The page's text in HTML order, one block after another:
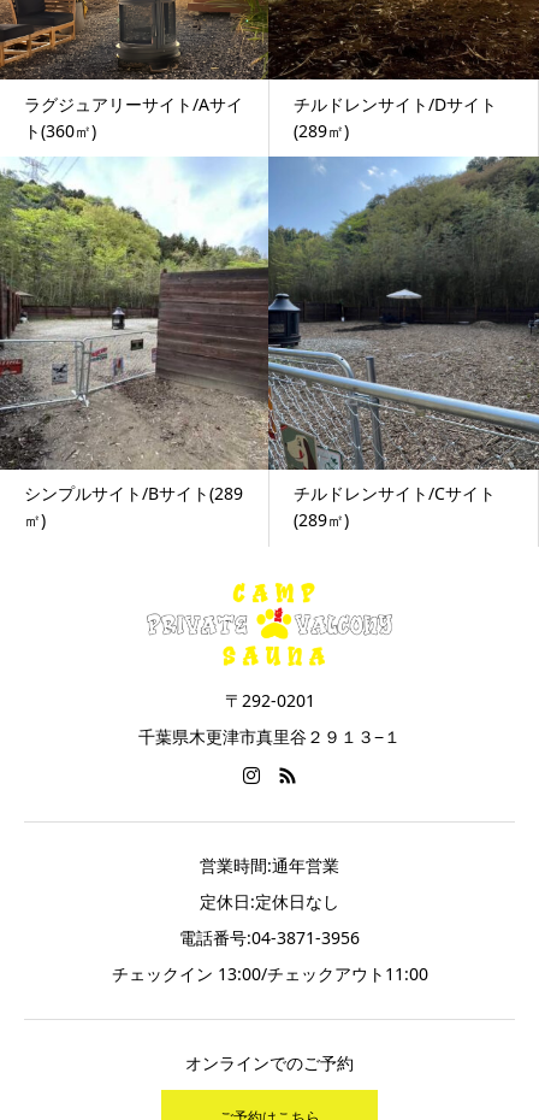
ラグジュアリーサイト/Aサイ
ト(360㎡)
チルドレンサイト/Dサイト
(289㎡)
シンプルサイト/Bサイト(289
㎡)
チルドレンサイト/Cサイト
(289㎡)
〒292-0201
千葉県木更津市真里谷２９１３−１
営業時間:通年営業
定休日:定休日なし
電話番号:04-3871-3956
チェックイン 13:00/チェックアウト11:00
オンラインでのご予約